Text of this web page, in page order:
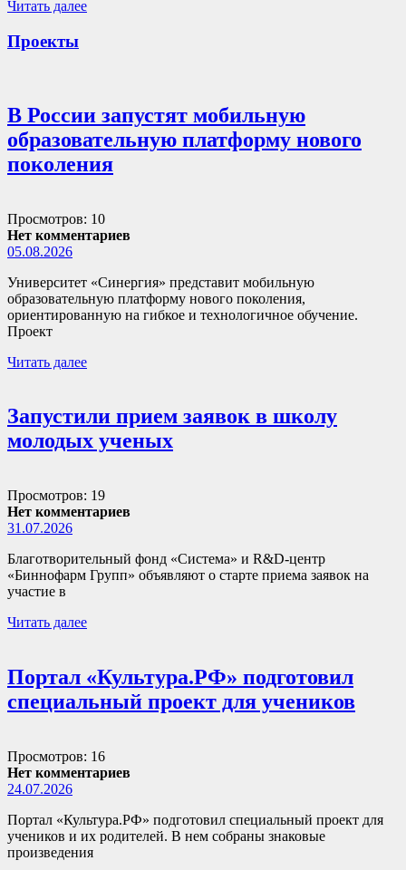
Читать далее
Проекты
В России запустят мобильную
образовательную платформу нового
поколения
Просмотров: 10
Нет комментариев
05.08.2026
Университет «Синергия» представит мобильную
образовательную платформу нового поколения,
ориентированную на гибкое и технологичное обучение.
Проект
Читать далее
Запустили прием заявок в школу
молодых ученых
Просмотров: 19
Нет комментариев
31.07.2026
Благотворительный фонд «Система» и R&D-центр
«Биннофарм Групп» объявляют о старте приема заявок на
участие в
Читать далее
Портал «Культура.РФ» подготовил
специальный проект для учеников
Просмотров: 16
Нет комментариев
24.07.2026
Портал «Культура.РФ» подготовил специальный проект для
учеников и их родителей. В нем собраны знаковые
произведения